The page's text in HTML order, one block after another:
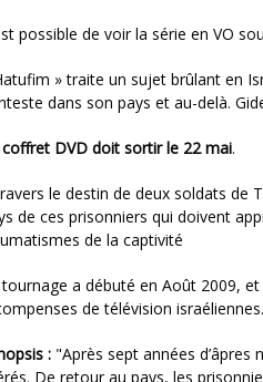
possible de voir la série en VO
» traite un sujet brûlant en
dans son pays et au-delà.
coffret DVD doit sortir le 22 mai.
le destin de deux soldats de
de ces prisonniers qui doivent
de la captivité
a débuté en Août 2009,
de télévision israéliennes.
: "Après sept années
De retour au pays, les